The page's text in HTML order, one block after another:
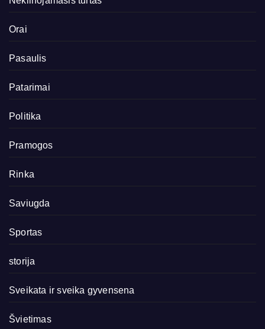
Orai
Pasaulis
Patarimai
Politika
Pramogos
Rinka
Saviugda
Sportas
storija
Sveikata ir sveika gyvensena
Švietimas